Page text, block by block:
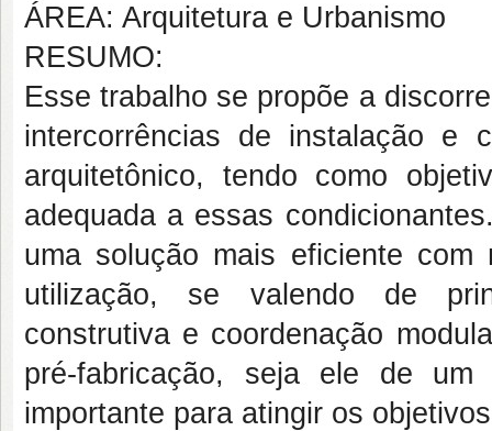
ÁREA: Arquitetura e Urbanismo
RESUMO:
Esse trabalho se propõe a
intercorrências de instalação e
arquitetônico, tendo como
adequada a essas
uma solução mais eficiente com
utilização, se valendo de
construtiva e coordenação
pré-fabricação, seja ele de
importante para atingir os